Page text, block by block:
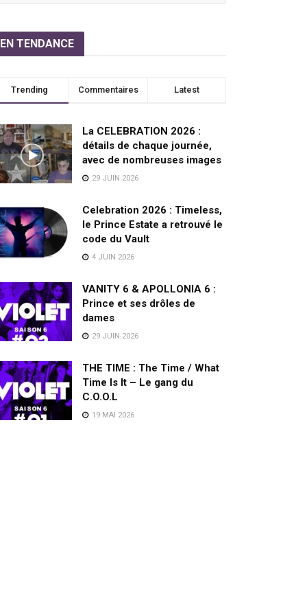
EN TENDANCE
Trending Commentaires Latest
La CELEBRATION 2026 :
détails de chaque journée,
avec de nombreuses images
29 JUIN 2026
Celebration 2026 : Timeless,
le Prince Estate a retrouvé le
code du Vault
4 JUIN 2026
VANITY 6 & APOLLONIA 6 :
Prince et ses drôles de
dames
29 JUIN 2026
THE TIME : The Time / What
Time Is It – Le gang du
C.O.O.L
19 MAI 2026